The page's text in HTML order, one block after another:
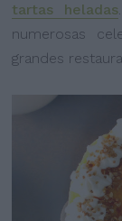
tartas heladas
numerosas
grandes